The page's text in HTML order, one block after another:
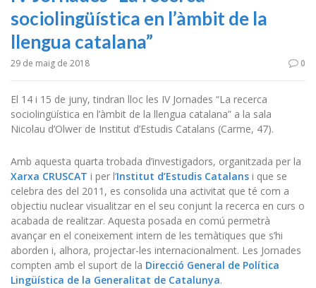
sociolingüística en l’àmbit de la
llengua catalana”
29 de maig de 2018 0
El 14 i 15 de juny, tindran lloc les IV Jornades “La recerca
sociolingüística en l’àmbit de la llengua catalana” a la sala
Nicolau d’Olwer de Institut d’Estudis Catalans (Carme, 47).
Amb aquesta quarta trobada d’investigadors, organitzada per la
Xarxa CRUSCAT i per l’Institut d’Estudis Catalans i que se
celebra des del 2011, es consolida una activitat que té com a
objectiu nuclear visualitzar en el seu conjunt la recerca en curs o
acabada de realitzar. Aquesta posada en comú permetrà
avançar en el coneixement intern de les temàtiques que s’hi
aborden i, alhora, projectar-les internacionalment. Les Jornades
compten amb el suport de la Direcció General de Política
Lingüística de la Generalitat de Catalunya.